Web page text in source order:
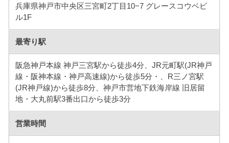
兵庫県神戸市中央区三宮町2丁目10−7 グレースコウベビ
ル1F
最寄り駅
阪急神戸本線 神戸三宮駅から徒歩4分、JR元町駅(JR神戸
線・阪神本線・神戸高速線)から徒歩5分・、R三ノ宮駅
(JR神戸線)から徒歩8分、神戸市営地下鉄海岸線 旧居留
地・大丸前駅3番出口から徒歩3分
営業時間